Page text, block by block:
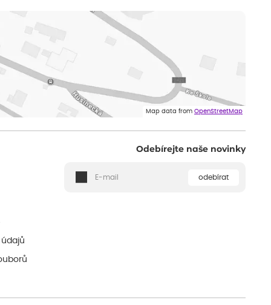
Map data from OpenStreetMap
Odebírejte naše novinky
odebírat